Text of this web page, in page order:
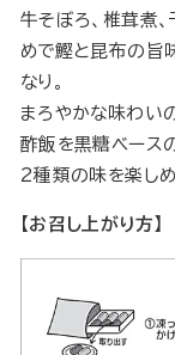
牛そぼろ、椎茸煮
めで鰹と昆布の旨
なり。
まろやかな味わい
酢飯を黒糖ベース
2種類の味を楽しめ
【お召し上がり方】